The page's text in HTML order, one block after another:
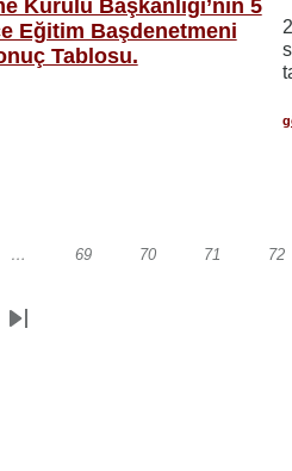
Kurulu Başkanlığı’nın 5
Eğitim Başdenetmeni
Tablosu.
… Sayfa
69 Sayfa
70 Sayfa
71 72
Son